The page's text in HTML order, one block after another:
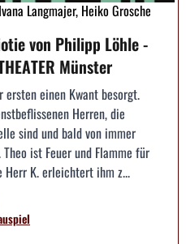
Langmajer, Heiko Grosche
von Philipp Löhle -
Münster
einen Kwant besorgt.
Herren, die
sind und bald von immer
ist Feuer und Flamme für
Herr K. erleichtert ihm z...